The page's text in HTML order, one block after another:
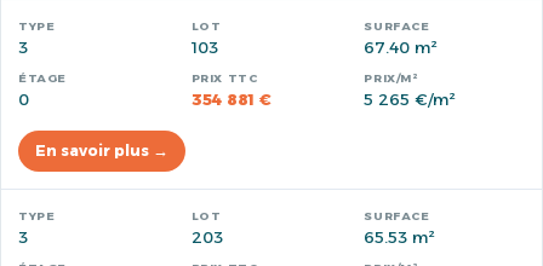
3 103 67.40 m²
0 354 881 € 5 265 €/m²
En savoir plus →
3 203 65.53 m²